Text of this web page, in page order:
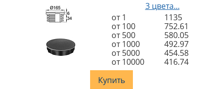
3 цвета...
от 1
1135
от 100
752.61
от 500
580.05
от 1000
492.97
от 5000
454.58
от 10000
416.74
Купить